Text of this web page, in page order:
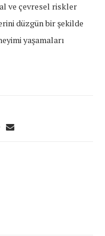
ve çevresel riskler
düzgün bir şekilde
yaşamaları